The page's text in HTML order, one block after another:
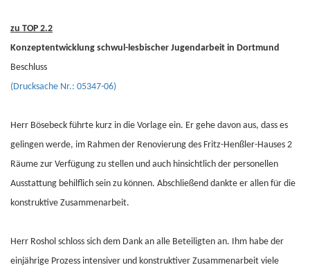
zu TOP 2.2
Konzeptentwicklung schwul-lesbischer Jugendarbeit in Dortmund
Beschluss
(Drucksache Nr.: 05347-06)
Herr Bösebeck führte kurz in die Vorlage ein. Er gehe davon aus, dass es
gelingen werde, im Rahmen der Renovierung des Fritz-Henßler-Hauses 2
Räume zur Verfügung zu stellen und auch hinsichtlich der personellen
Ausstattung behilflich sein zu können. Abschließend dankte er allen für die
konstruktive Zusammenarbeit.
Herr Roshol schloss sich dem Dank an alle Beteiligten an. Ihm habe der
einjährige Prozess intensiver und konstruktiver Zusammenarbeit viele